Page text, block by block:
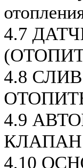
4.7
4.8
4.9
КЛАПАН
4.10